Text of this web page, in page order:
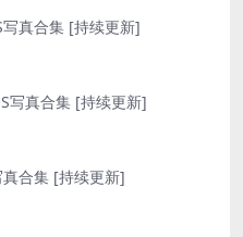
写真合集 [持续更新]
写真合集 [持续更新]
真合集 [持续更新]